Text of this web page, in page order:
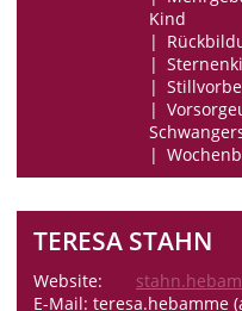
Kind
TERESA STAHN
Website:
E-Mail: teresa.hebamme